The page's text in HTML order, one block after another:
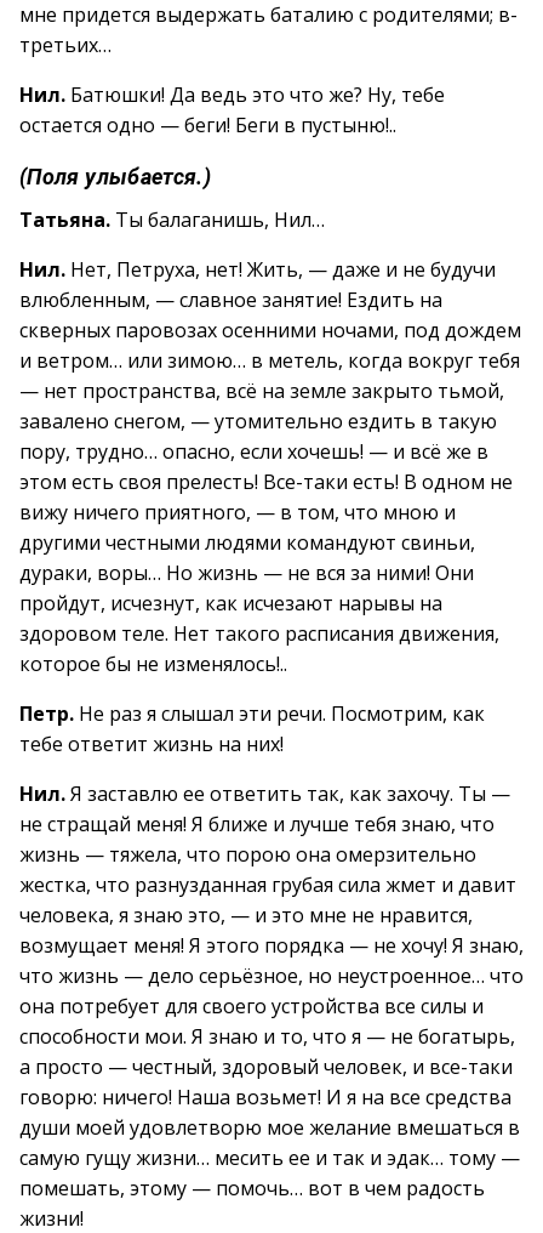
мне придется выдержать баталию с родителями; в-
третьих…
Нил. Батюшки! Да ведь это что же? Ну, тебе
остается одно — беги! Беги в пустыню!..
(Поля улыбается.)
Татьяна. Ты балаганишь, Нил…
Нил. Нет, Петруха, нет! Жить, — даже и не будучи
влюбленным, — славное занятие! Ездить на
скверных паровозах осенними ночами, под дождем
и ветром… или зимою… в метель, когда вокруг тебя
— нет пространства, всё на земле закрыто тьмой,
завалено снегом, — утомительно ездить в такую
пору, трудно… опасно, если хочешь! — и всё же в
этом есть своя прелесть! Все-таки есть! В одном не
вижу ничего приятного, — в том, что мною и
другими честными людями командуют свиньи,
дураки, воры… Но жизнь — не вся за ними! Они
пройдут, исчезнут, как исчезают нарывы на
здоровом теле. Нет такого расписания движения,
которое бы не изменялось!..
Петр. Не раз я слышал эти речи. Посмотрим, как
тебе ответит жизнь на них!
Нил.Я заставлю ее ответить так, как захочу. Ты —
не стращай меня! Я ближе и лучше тебя знаю, что
жизнь — тяжела, что порою она омерзительно
жестка, что разнузданная грубая сила жмет и давит
человека, я знаю это, — и это мне не нравится,
возмущает меня! Я этого порядка — не хочу! Я знаю,
что жизнь — дело серьёзное, но неустроенное… что
она потребует для своего устройства все силы и
способности мои. Я знаю и то, что я — не богатырь,
а просто — честный, здоровый человек, и все-таки
говорю: ничего! Наша возьмет! И я на все средства
души моей удовлетворю мое желание вмешаться в
самую гущу жизни… месить ее и так и эдак… тому —
помешать, этому — помочь… вот в чем радость
жизни!